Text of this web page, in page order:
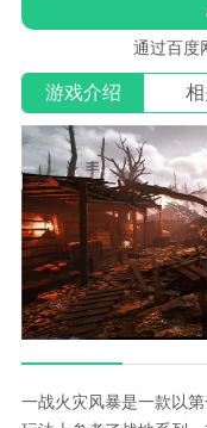
通过百度
游戏介绍
一战火灾风暴是一款以